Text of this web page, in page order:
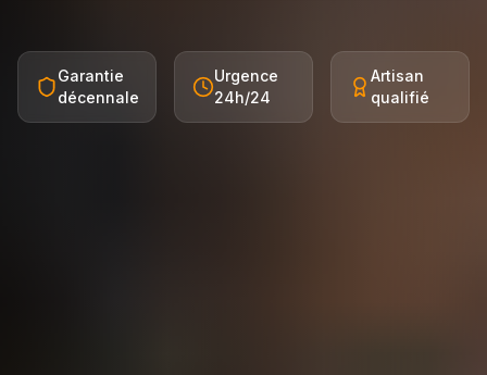
Garantie
décennale
Urgence
24h/24
Artisan
qualifié